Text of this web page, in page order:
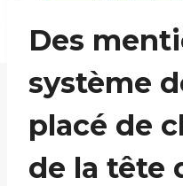
Des
système
placé de
de la tête